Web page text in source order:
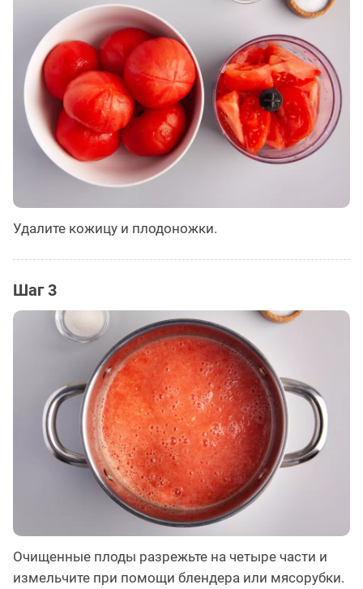
Удалите кожицу и плодоножки.
Шаг 3
Очищенные плоды разрежьте на четыре части и
измельчите при помощи блендера или мясорубки.